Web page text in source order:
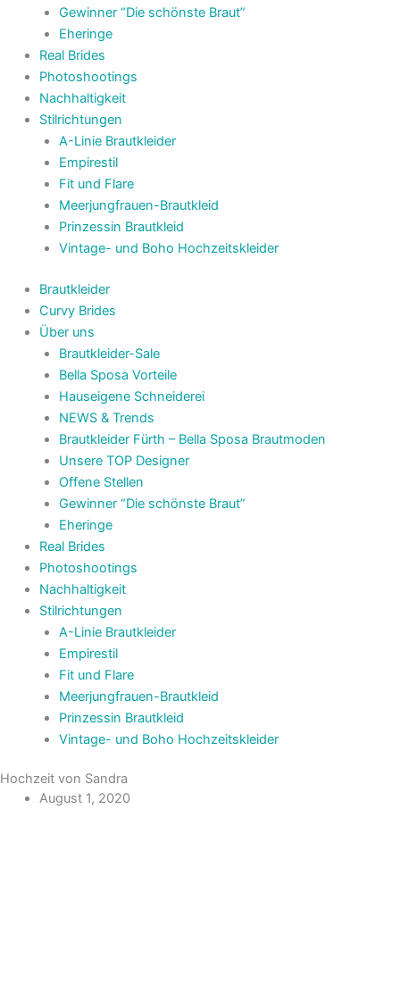
Gewinner “Die schönste Braut”
Eheringe
Real Brides
Photoshootings
Nachhaltigkeit
Stilrichtungen
A-Linie Brautkleider
Empirestil
Fit und Flare
Meerjungfrauen-Brautkleid
Prinzessin Brautkleid
Vintage- und Boho Hochzeitskleider
Brautkleider
Curvy Brides
Über uns
Brautkleider-Sale
Bella Sposa Vorteile
Hauseigene Schneiderei
NEWS & Trends
Brautkleider Fürth – Bella Sposa Brautmoden
Unsere TOP Designer
Offene Stellen
Gewinner “Die schönste Braut”
Eheringe
Real Brides
Photoshootings
Nachhaltigkeit
Stilrichtungen
A-Linie Brautkleider
Empirestil
Fit und Flare
Meerjungfrauen-Brautkleid
Prinzessin Brautkleid
Vintage- und Boho Hochzeitskleider
Hochzeit von Sandra
August 1, 2020